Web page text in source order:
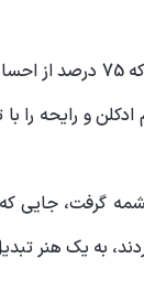
حس بویایی ما قوی ترین حس در ارتباط مستقیم با
داریم ادکلن و
سرچشمه گرفت،
به یک هنر